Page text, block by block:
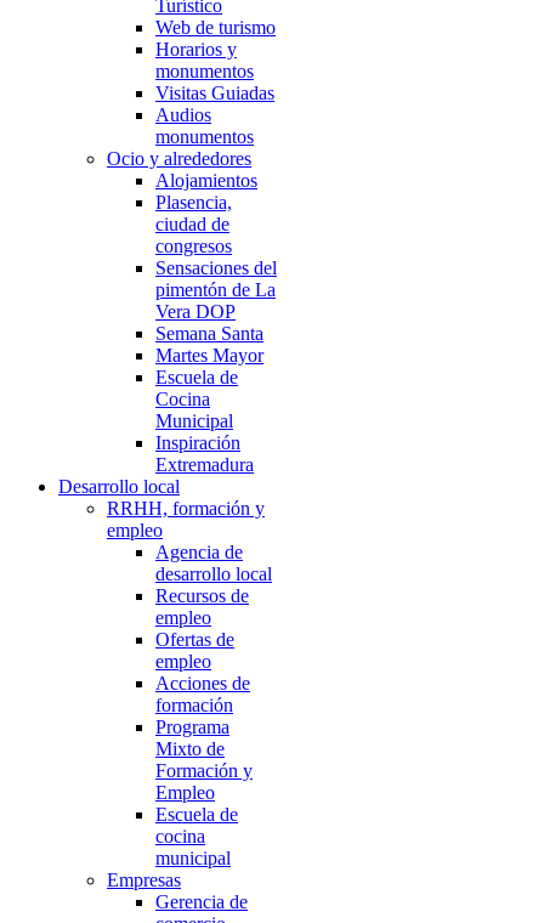
Turístico
Web de turismo
Horarios y
monumentos
Visitas Guiadas
Audios
monumentos
Ocio y alrededores
Alojamientos
Plasencia,
ciudad de
congresos
Sensaciones del
pimentón de La
Vera DOP
Semana Santa
Martes Mayor
Escuela de
Cocina
Municipal
Inspiración
Extremadura
Desarrollo local
RRHH, formación y
empleo
Agencia de
desarrollo local
Recursos de
empleo
Ofertas de
empleo
Acciones de
formación
Programa
Mixto de
Formación y
Empleo
Escuela de
cocina
municipal
Empresas
Gerencia de